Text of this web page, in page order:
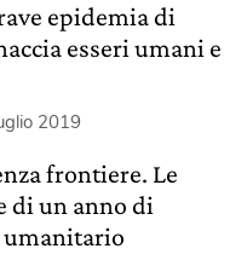
epidemia di
esseri umani e
2019
frontiere. Le
di un anno di